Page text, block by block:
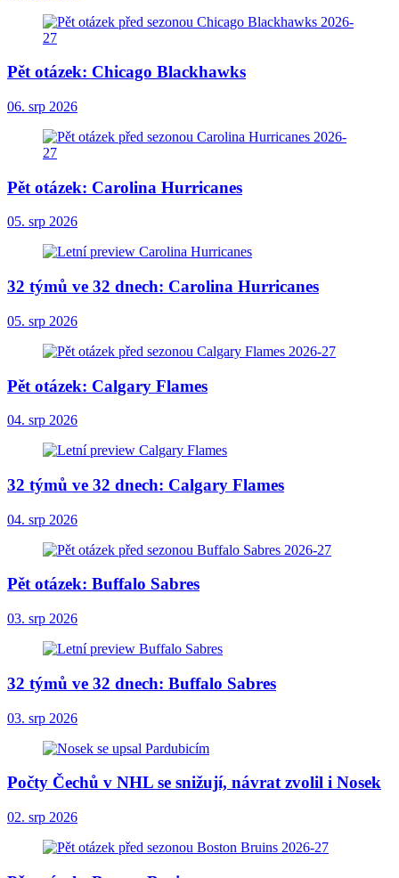
Pět otázek: Chicago Blackhawks
06. srp 2026
Pět otázek: Carolina Hurricanes
05. srp 2026
32 týmů ve 32 dnech: Carolina Hurricanes
05. srp 2026
Pět otázek: Calgary Flames
04. srp 2026
32 týmů ve 32 dnech: Calgary Flames
04. srp 2026
Pět otázek: Buffalo Sabres
03. srp 2026
32 týmů ve 32 dnech: Buffalo Sabres
03. srp 2026
Počty Čechů v NHL se snižují, návrat zvolil i Nosek
02. srp 2026